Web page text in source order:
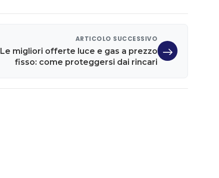
ARTICOLO SUCCESSIVO
Le migliori offerte luce e gas a prezzo
fisso: come proteggersi dai rincari